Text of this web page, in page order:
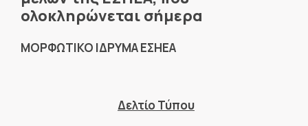
ολοκληρώνεται σήμερα
ΜΟΡΦΩΤΙΚΟ ΙΔΡΥΜΑ ΕΣΗΕΑ
Δελτίο Τύπου